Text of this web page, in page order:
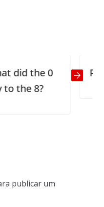
the 0
8?
Puzzle
publicar um